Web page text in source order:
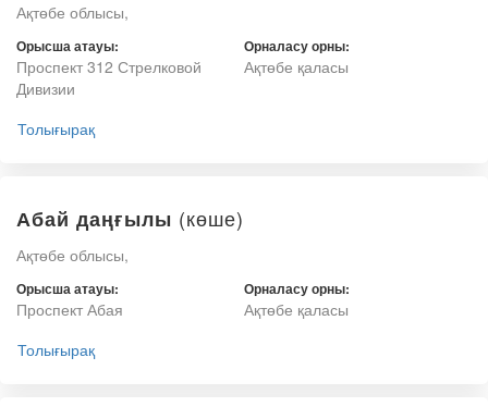
Ақтөбе облысы,
Орысша атауы:
Проспект 312 Стрелковой
Дивизии
Орналасу орны:
Ақтөбе қаласы
Толығырақ
Абай даңғылы (көше)
Ақтөбе облысы,
Орысша атауы:
Проспект Абая
Орналасу орны:
Ақтөбе қаласы
Толығырақ